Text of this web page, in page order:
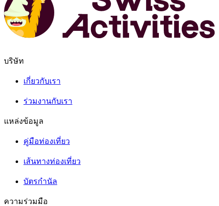
บริษัท
เกี่ยวกับเรา
ร่วมงานกับเรา
แหล่งข้อมูล
คู่มือท่องเที่ยว
เส้นทางท่องเที่ยว
บัตรกำนัล
ความร่วมมือ